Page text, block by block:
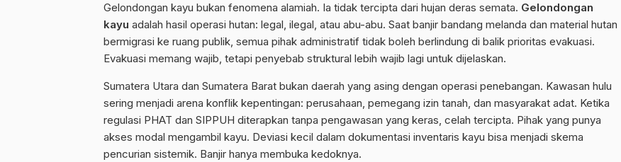
Gelondongan kayu bukan fenomena alamiah. Ia tidak tercipta dari hujan deras semata. Gelondongan
kayu adalah hasil operasi hutan: legal, ilegal, atau abu-abu. Saat banjir bandang melanda dan material hutan
bermigrasi ke ruang publik, semua pihak administratif tidak boleh berlindung di balik prioritas evakuasi.
Evakuasi memang wajib, tetapi penyebab struktural lebih wajib lagi untuk dijelaskan.
Sumatera Utara dan Sumatera Barat bukan daerah yang asing dengan operasi penebangan. Kawasan hulu
sering menjadi arena konflik kepentingan: perusahaan, pemegang izin tanah, dan masyarakat adat. Ketika
regulasi PHAT dan SIPPUH diterapkan tanpa pengawasan yang keras, celah tercipta. Pihak yang punya
akses modal mengambil kayu. Deviasi kecil dalam dokumentasi inventaris kayu bisa menjadi skema
pencurian sistemik. Banjir hanya membuka kedoknya.